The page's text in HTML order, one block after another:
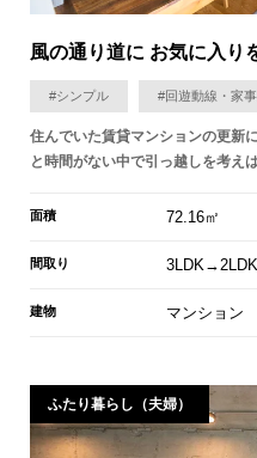
風の通り道に お気に入り
#シンプル #回遊動線・家
住んでいた賃貸マンションの更新
と時間がない中で引っ越しを考え
面積 72.16㎡
間取り
建物 マンション
ふたり暮らし（夫婦）